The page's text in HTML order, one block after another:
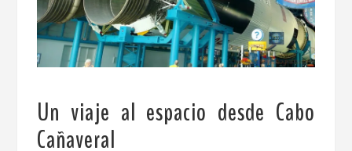
Un viaje al espacio desde Cabo
Cañaveral